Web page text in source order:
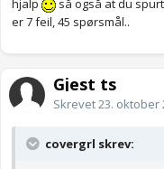
hjalp
så også at du
er 7 feil, 45 spørsmål..
Gjest ts
Skrevet23. oktober
covergrl skrev: